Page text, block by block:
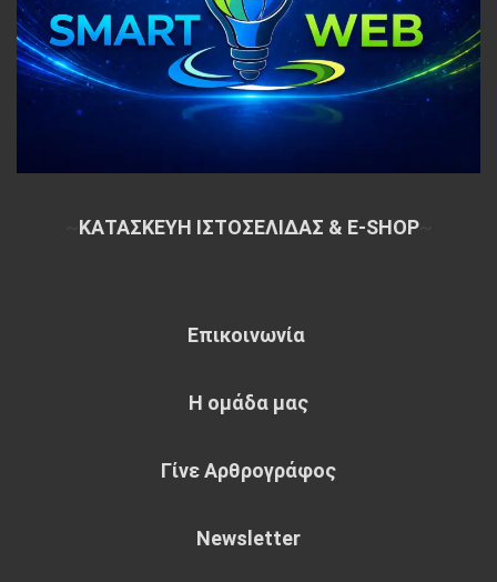
ΚΑΤΑΣΚΕΥΗ ΙΣΤΟΣΕΛΙΔΑΣ & E-SHOP~
Επικοινωνία
Η ομάδα μας
Γίνε Αρθρογράφος
Newsletter